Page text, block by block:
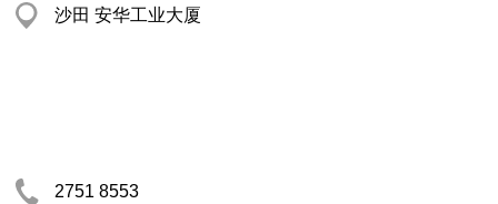
沙田 安华工业大厦
2751 8553